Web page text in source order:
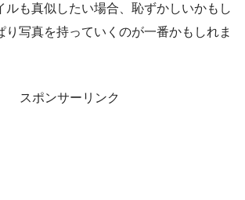
ルも真似したい場合、恥ずかしいかもし
り写真を持っていくのが一番かもしれま
スポンサーリンク